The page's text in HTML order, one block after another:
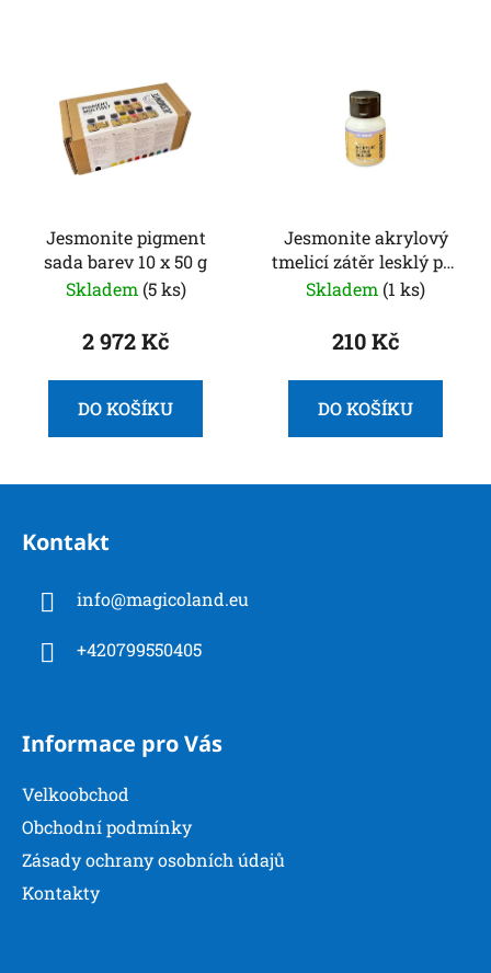
Jesmonite pigment
sada barev 10 x 50 g
Skladem (5 ks)
2 972 Kč
DO KOŠÍKU
Jesmonite akrylový
tmelicí zátěr lesklý pro
AC100/300 50 g
Skladem (1 ks)
210 Kč
DO KOŠÍKU
Kontakt
info@magicoland.eu
+420799550405
Informace pro Vás
Velkoobchod
Obchodní podmínky
Zásady ochrany osobních údajů
Kontakty